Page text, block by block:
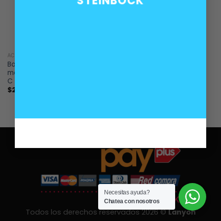
ACCESORIOS
Botón pulsador apertura
maleta Mercedes Benz clase
C W204
$25.000
Todos los derechos reservados 2026 ©Lanyon
Necesitas ayuda?
Chatea con nosotros